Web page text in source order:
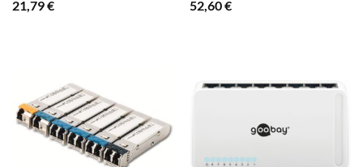
21,79€
52,60€